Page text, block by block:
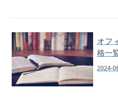
オフ
格一
2024-